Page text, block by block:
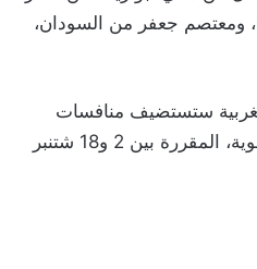
ومعتصم جعفر من السودان،
ستستضيف منافسات
كأس العرب لكرة القدم النسوية، المقررة بين 2 و18 شتنبر